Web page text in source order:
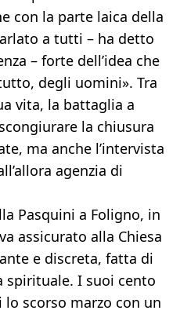
con la parte laica della
a tutti – ha detto
– forte dell’idea che
degli uomini». Tra
vita, la battaglia a
la chiusura
ma anche l’intervista
agenzia di
Pasquini a Foligno, in
assicurato alla Chiesa
e discreta, fatta di
spirituale. I suoi cento
scorso marzo con un